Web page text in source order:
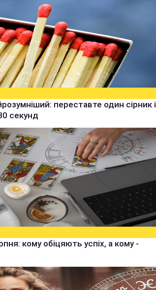
переставте один сірник і
секунд
кому обіцяють успіх, а кому -